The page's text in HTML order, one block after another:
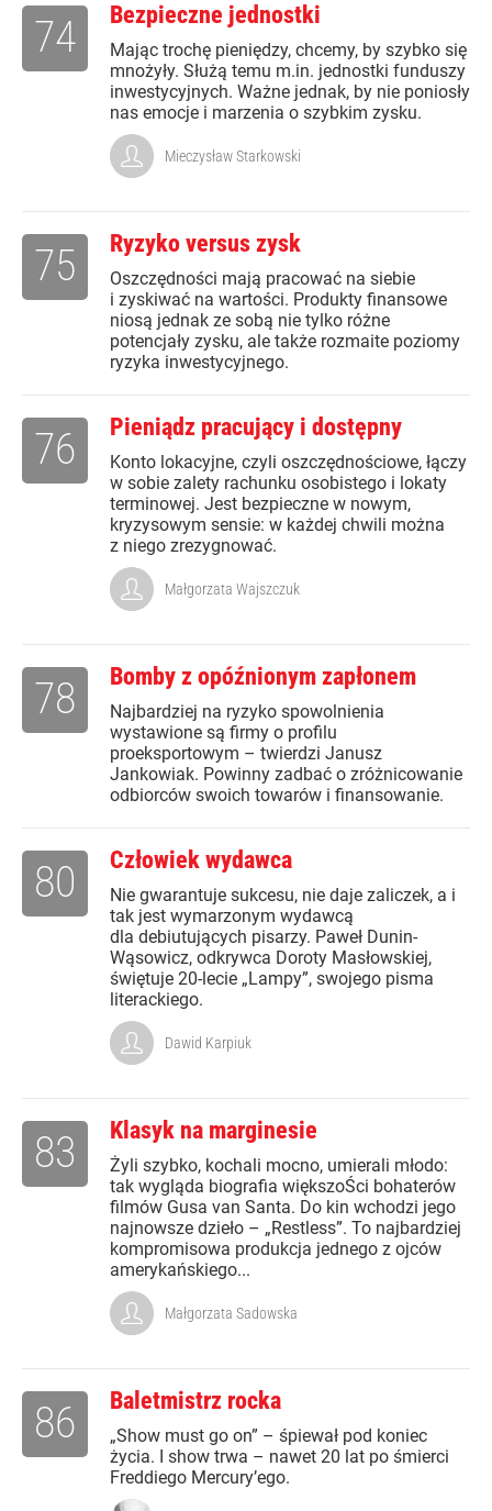
Bezpieczne jednostki
Mając trochę pieniędzy, chcemy, by szybko się
mnożyły. Służą temu m.in. jednostki funduszy
inwestycyjnych. Ważne jednak, by nie poniosły
nas emocje i marzenia o szybkim zysku.
74
Mieczysław Starkowski
Ryzyko versus zysk
Oszczędności mają pracować na siebie
i zyskiwać na wartości. Produkty finansowe
niosą jednak ze sobą nie tylko różne
potencjały zysku, ale także rozmaite poziomy
ryzyka inwestycyjnego.
75
Pieniądz pracujący i dostępny
Konto lokacyjne, czyli oszczędnościowe, łączy
w sobie zalety rachunku osobistego i lokaty
terminowej. Jest bezpieczne w nowym,
kryzysowym sensie: w każdej chwili można
z niego zrezygnować.
76
Małgorzata Wajszczuk
Bomby z opóźnionym zapłonem
Najbardziej na ryzyko spowolnienia
wystawione są firmy o profilu
proeksportowym – twierdzi Janusz
Jankowiak. Powinny zadbać o zróżnicowanie
odbiorców swoich towarów i finansowanie.
78
Człowiek wydawca
Nie gwarantuje sukcesu, nie daje zaliczek, a i
tak jest wymarzonym wydawcą
dla debiutujących pisarzy. Paweł Dunin-
Wąsowicz, odkrywca Doroty Masłowskiej,
świętuje 20-lecie „Lampy”, swojego pisma
literackiego.
80
Dawid Karpiuk
Klasyk na marginesie
Żyli szybko, kochali mocno, umierali młodo:
tak wygląda biografia większoŚci bohaterów
filmów Gusa van Santa. Do kin wchodzi jego
najnowsze dzieło – „Restless”. To najbardziej
kompromisowa produkcja jednego z ojców
amerykańskiego...
83
Małgorzata Sadowska
Baletmistrz rocka
„Show must go on” – śpiewał pod koniec
życia. I show trwa – nawet 20 lat po śmierci
Freddiego Mercury’ego.
86